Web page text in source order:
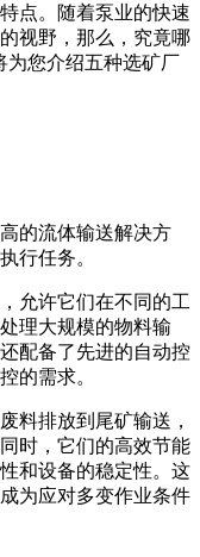
点。随着泵业的快速
视野，那么，究竟哪
为您介绍五种选矿厂
的流体输送解决方
行任务。
允许它们在不同的工
理大规模的物料输
配备了先进的自动控
的需求。
料排放到尾矿输送，
时，它们的高效节能
和设备的稳定性。这
为应对多变作业条件